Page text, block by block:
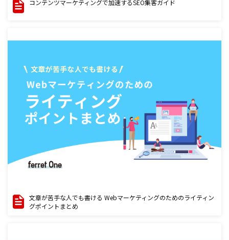
コンテンツマーケティングで加速するSEO集客ガイド
文章が苦手な人でも書ける Webマーケティングのためのライティン
グポイントまとめ